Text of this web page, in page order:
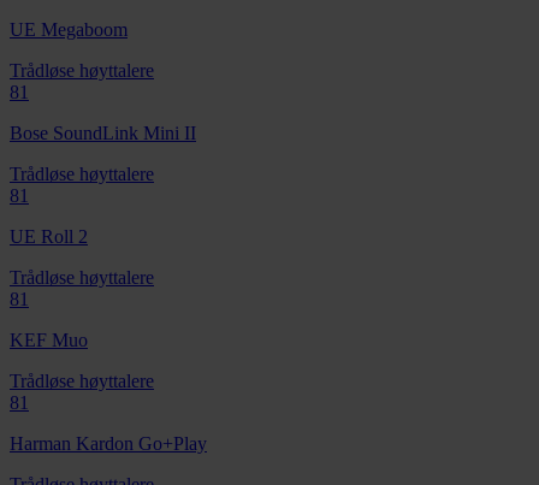
UE Megaboom
Trådløse høyttalere
81
Bose SoundLink Mini II
Trådløse høyttalere
81
UE Roll 2
Trådløse høyttalere
81
KEF Muo
Trådløse høyttalere
81
Harman Kardon Go+Play